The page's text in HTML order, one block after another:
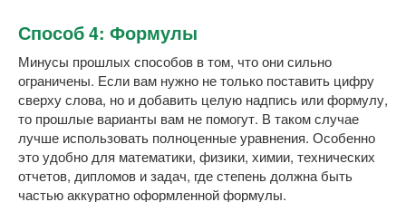
Способ 4: Формулы
Минусы прошлых способов в том, что они сильно
ограничены. Если вам нужно не только поставить цифру
сверху слова, но и добавить целую надпись или формулу,
то прошлые варианты вам не помогут. В таком случае
лучше использовать полноценные уравнения. Особенно
это удобно для математики, физики, химии, технических
отчетов, дипломов и задач, где степень должна быть
частью аккуратно оформленной формулы.